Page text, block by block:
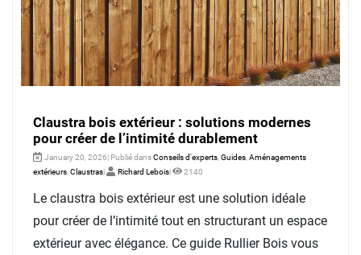
Claustra bois extérieur : solutions modernes
pour créer de l’intimité durablement
January 20, 2026| Publié dansConseils d'experts,Guides,Aménagements
extérieurs,Claustras| Richard Lebois| 2140
Le claustra bois extérieur est une solution idéale
pour créer de l’intimité tout en structurant un espace
extérieur avec élégance. Ce guide Rullier Bois vous